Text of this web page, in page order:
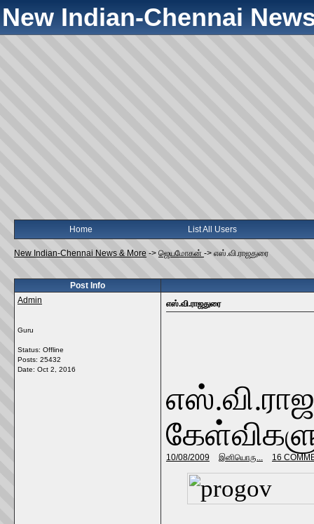
New Indian-Chennai
Home List All Users
New Indian-Chennai News & More -> ஜெயமோகன் -> எஸ்.வி.ராஜதுரை
Post Info
Admin
Guru
Status: Offline
Posts: 25432
Date: Oct 2, 2016
எஸ்.வி.ராஜதுரை
10/08/2009 இனியொரு... 16